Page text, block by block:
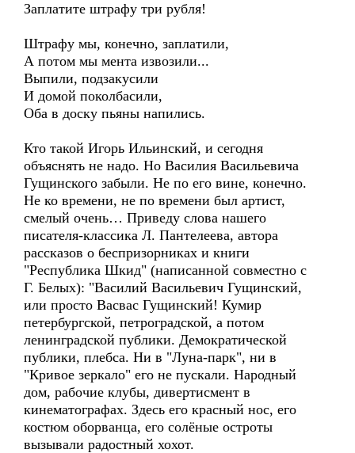
Заплатите штрафу три рубля!
Штрафу мы, конечно, заплатили,
А потом мы мента извозили...
Выпили, подзакусили
И домой поколбасили,
Оба в доску пьяны напились.
Кто такой Игорь Ильинский, и сегодня
объяснять не надо. Но Василия Васильевича
Гущинского забыли. Не по его вине, конечно.
Не ко времени, не по времени был артист,
смелый очень… Приведу слова нашего
писателя-классика Л. Пантелеева, автора
рассказов о беспризорниках и книги
"Республика Шкид" (написанной совместно с
Г. Белых): "Василий Васильевич Гущинский,
или просто Васвас Гущинский! Кумир
петербургской, петроградской, а потом
ленинградской публики. Демократической
публики, плебса. Ни в "Луна-парк", ни в
"Кривое зеркало" его не пускали. Народный
дом, рабочие клубы, дивертисмент в
кинематографах. Здесь его красный нос, его
костюм оборванца, его солёные остроты
вызывали радостный хохот.